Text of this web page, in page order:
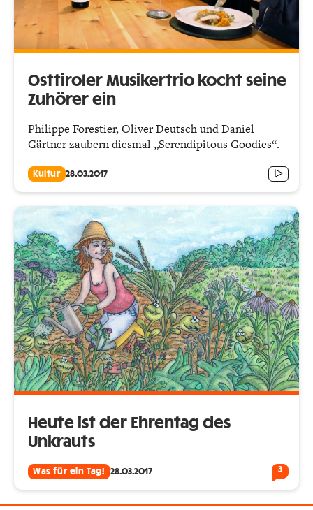
Osttiroler Musikertrio kocht seine
Zuhörer ein
Philippe Forestier, Oliver Deutsch und Daniel
Gärtner zaubern diesmal „Serendipitous Goodies“.
Kultur 28.03.2017
Heute ist der Ehrentag des
Unkrauts
Was für ein Tag! 28.03.2017 3